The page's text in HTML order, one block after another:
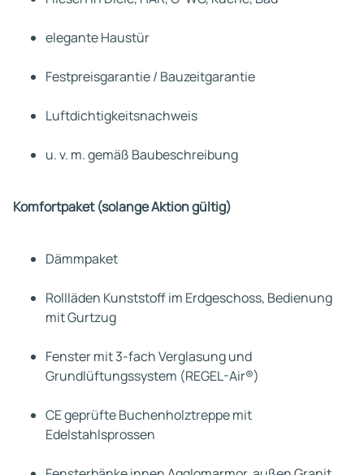
elegante Haustür
Festpreisgarantie / Bauzeitgarantie
Luftdichtigkeitsnachweis
u. v. m. gemäß Baubeschreibung
Komfortpaket (solange Aktion gültig)
Dämmpaket
Rollläden Kunststoff im Erdgeschoss, Bedienung
mit Gurtzug
Fenster mit 3-fach Verglasung und
Grundlüftungssystem (REGEL-Air®)
CE geprüfte Buchenholztreppe mit
Edelstahlsprossen